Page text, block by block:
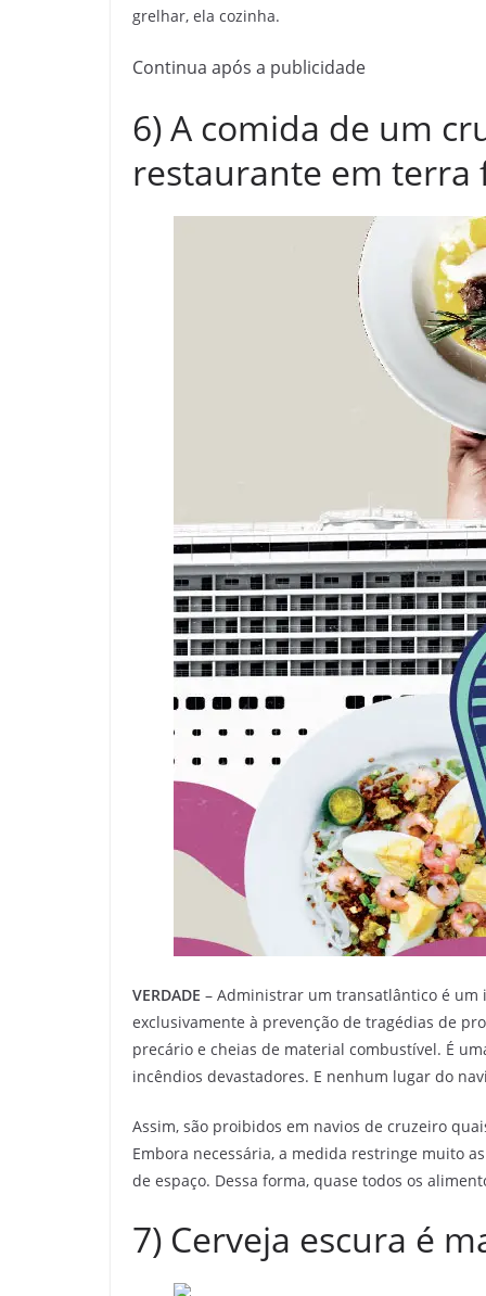
grelhar, ela cozinha.
Continua após a publicidade
6) A comida de um
restaurante em terra
VERDADE – Administrar um transatlântico é um
exclusivamente à prevenção de tragédias de
precário e cheias de material combustível. É
incêndios devastadores. E nenhum lugar do
Assim, são proibidos em navios de cruzeiro
Embora necessária, a medida restringe muito
de espaço. Dessa forma, quase todos os
7) Cerveja escura é